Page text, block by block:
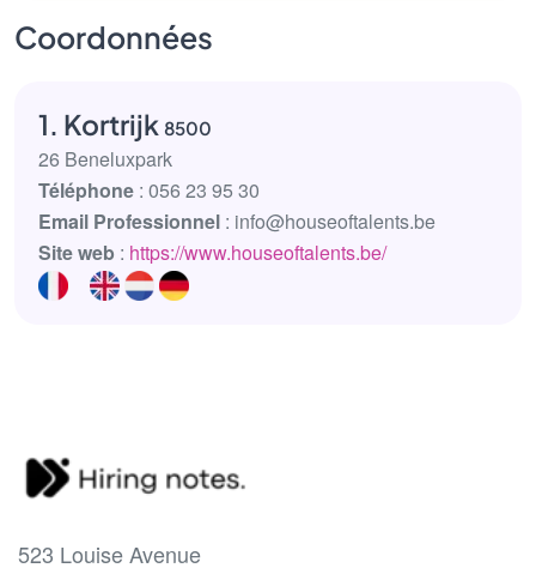
Coordonnées
1. Kortrijk 8500
26 Beneluxpark
Téléphone : 056 23 95 30
Email Professionnel : info@houseoftalents.be
Site web : https://www.houseoftalents.be/
523 Louise Avenue